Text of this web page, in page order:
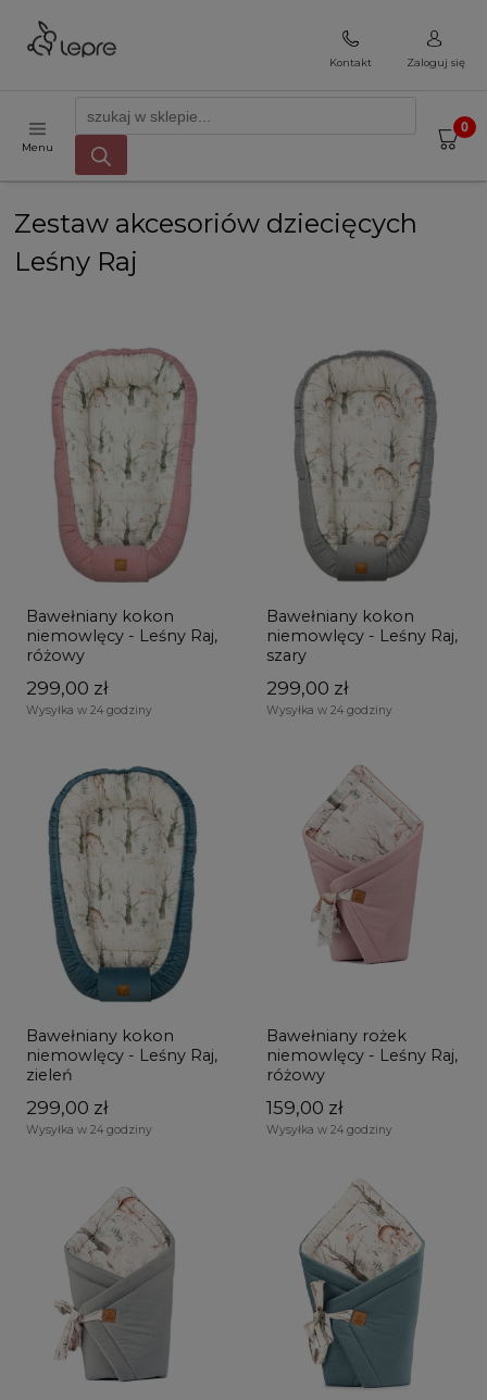
Kontakt Zaloguj się
Menu
Zestaw akcesoriów dziecięcych
Leśny Raj
Bawełniany kokon
niemowlęcy - Leśny Raj,
różowy
299,00 zł
Wysyłka w 24 godziny
Bawełniany kokon
niemowlęcy - Leśny Raj,
szary
299,00 zł
Wysyłka w 24 godziny
Bawełniany kokon
niemowlęcy - Leśny Raj,
zieleń
299,00 zł
Wysyłka w 24 godziny
Bawełniany rożek
niemowlęcy - Leśny Raj,
różowy
159,00 zł
Wysyłka w 24 godziny